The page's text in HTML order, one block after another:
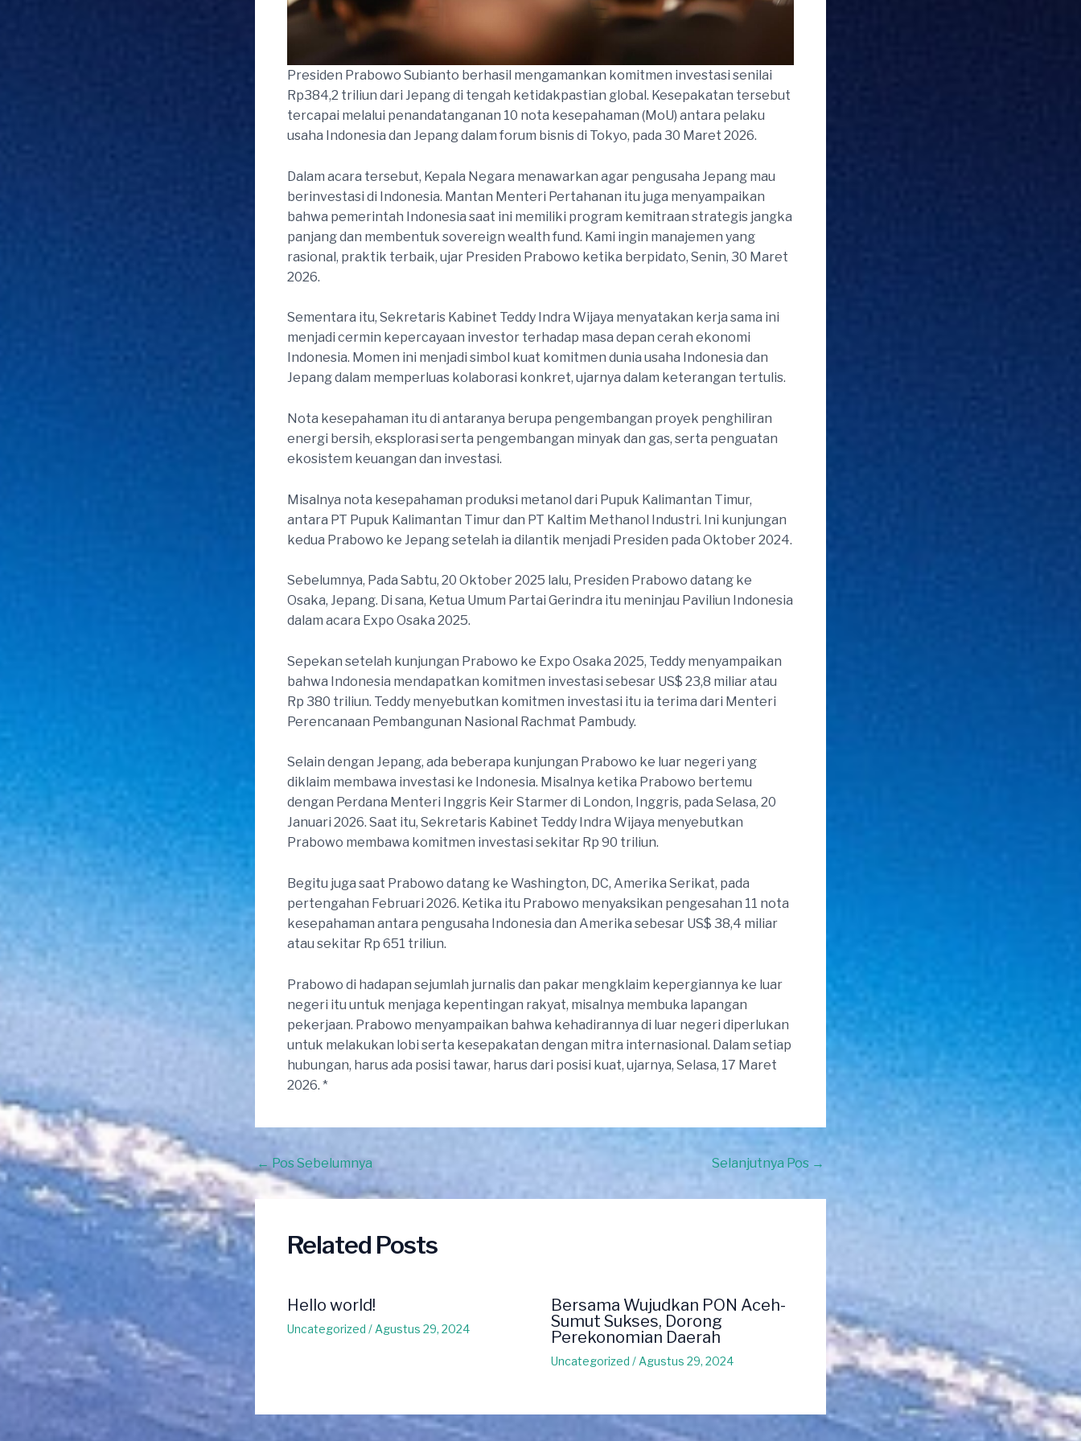
Presiden Prabowo Subianto berhasil mengamankan komitmen investasi senilai
Rp384,2 triliun dari Jepang di tengah ketidakpastian global. Kesepakatan tersebut
tercapai melalui penandatanganan 10 nota kesepahaman (MoU) antara pelaku
usaha Indonesia dan Jepang dalam forum bisnis di Tokyo, pada 30 Maret 2026.
Dalam acara tersebut, Kepala Negara menawarkan agar pengusaha Jepang mau
berinvestasi di Indonesia. Mantan Menteri Pertahanan itu juga menyampaikan
bahwa pemerintah Indonesia saat ini memiliki program kemitraan strategis jangka
panjang dan membentuk sovereign wealth fund. Kami ingin manajemen yang
rasional, praktik terbaik, ujar Presiden Prabowo ketika berpidato, Senin, 30 Maret
2026.
Sementara itu, Sekretaris Kabinet Teddy Indra Wijaya menyatakan kerja sama ini
menjadi cermin kepercayaan investor terhadap masa depan cerah ekonomi
Indonesia. Momen ini menjadi simbol kuat komitmen dunia usaha Indonesia dan
Jepang dalam memperluas kolaborasi konkret, ujarnya dalam keterangan tertulis.
Nota kesepahaman itu di antaranya berupa pengembangan proyek penghiliran
energi bersih, eksplorasi serta pengembangan minyak dan gas, serta penguatan
ekosistem keuangan dan investasi.
Misalnya nota kesepahaman produksi metanol dari Pupuk Kalimantan Timur,
antara PT Pupuk Kalimantan Timur dan PT Kaltim Methanol Industri. Ini kunjungan
kedua Prabowo ke Jepang setelah ia dilantik menjadi Presiden pada Oktober 2024.
Sebelumnya, Pada Sabtu, 20 Oktober 2025 lalu, Presiden Prabowo datang ke
Osaka, Jepang. Di sana, Ketua Umum Partai Gerindra itu meninjau Paviliun Indonesia
dalam acara Expo Osaka 2025.
Sepekan setelah kunjungan Prabowo ke Expo Osaka 2025, Teddy menyampaikan
bahwa Indonesia mendapatkan komitmen investasi sebesar US$ 23,8 miliar atau
Rp 380 triliun. Teddy menyebutkan komitmen investasi itu ia terima dari Menteri
Perencanaan Pembangunan Nasional Rachmat Pambudy.
Selain dengan Jepang, ada beberapa kunjungan Prabowo ke luar negeri yang
diklaim membawa investasi ke Indonesia. Misalnya ketika Prabowo bertemu
dengan Perdana Menteri Inggris Keir Starmer di London, Inggris, pada Selasa, 20
Januari 2026. Saat itu, Sekretaris Kabinet Teddy Indra Wijaya menyebutkan
Prabowo membawa komitmen investasi sekitar Rp 90 triliun.
Begitu juga saat Prabowo datang ke Washington, DC, Amerika Serikat, pada
pertengahan Februari 2026. Ketika itu Prabowo menyaksikan pengesahan 11 nota
kesepahaman antara pengusaha Indonesia dan Amerika sebesar US$ 38,4 miliar
atau sekitar Rp 651 triliun.
Prabowo di hadapan sejumlah jurnalis dan pakar mengklaim kepergiannya ke luar
negeri itu untuk menjaga kepentingan rakyat, misalnya membuka lapangan
pekerjaan. Prabowo menyampaikan bahwa kehadirannya di luar negeri diperlukan
untuk melakukan lobi serta kesepakatan dengan mitra internasional. Dalam setiap
hubungan, harus ada posisi tawar, harus dari posisi kuat, ujarnya, Selasa, 17 Maret
2026. *
Post
navigation
← Pos Sebelumnya Selanjutnya Pos →
Related Posts
Hello world!
Uncategorized / Agustus 29, 2024
Bersama Wujudkan PON Aceh-
Sumut Sukses, Dorong
Perekonomian Daerah
Uncategorized / Agustus 29, 2024